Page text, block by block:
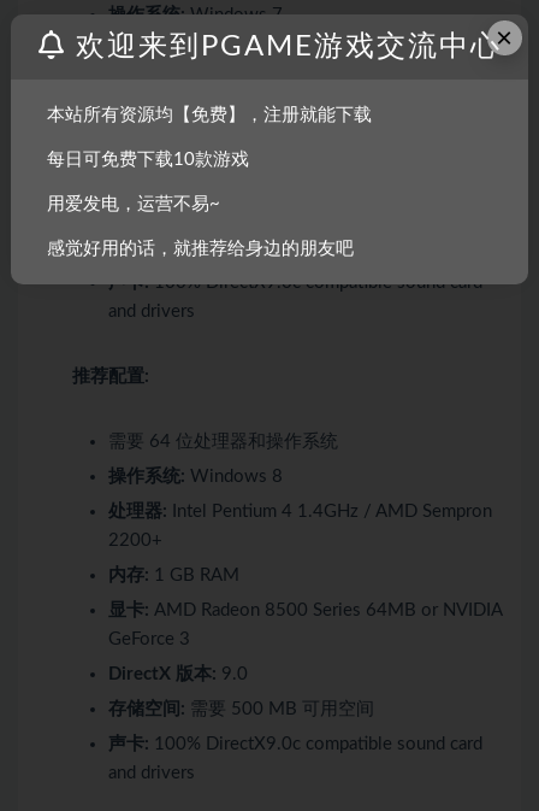
操作系统:Windows 7
处理器: Intel Pentium III 1200Mhz / AMD Athlon
内存:500 MB RAM
显卡:AMD Radeon 8500 Series 64MB or NVIDIA
DirectX 版本:
存储空间:需要 500 MB 可用空间
声卡:100% DirectX9.0c compatible sound card
and drivers
推荐配置:
需要 64 位处理器和操作系统
操作系统: Windows 8
处理器: Intel Pentium 4 1.4GHz / AMD Sempron
2200+
内存: 1 GB RAM
显卡: AMD Radeon 8500 Series 64MB or NVIDIA
GeForce 3
DirectX 版本: 9.0
存储空间: 需要 500 MB 可用空间
声卡: 100% DirectX9.0c compatible sound card
and drivers
×
欢迎来到PGAME游戏交流中心
本站所有资源均【免费】，注册就能下载
每日可免费下载10款游戏
用爱发电，运营不易~
感觉好用的话，就推荐给身边的朋友吧